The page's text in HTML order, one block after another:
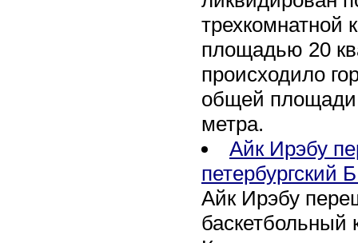
трехкомнатной
площадью 20
происходило
общей площади
метра.
Айк Ирэбу
петербургский
Айк Ирэбу
баскетбольный